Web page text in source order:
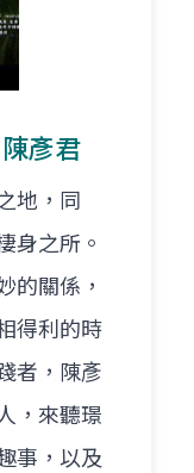
彥君
地，同
身之所。
的關係，
得利的時
者，陳彥
，來聽璟
事，以及